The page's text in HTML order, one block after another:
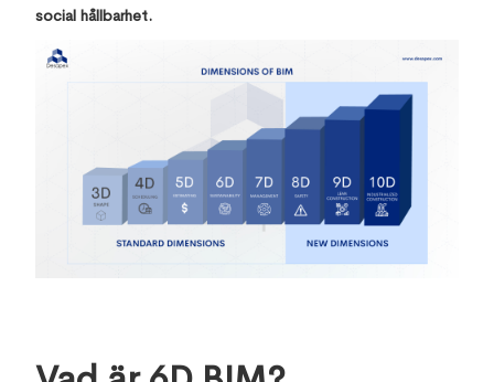
social hållbarhet.